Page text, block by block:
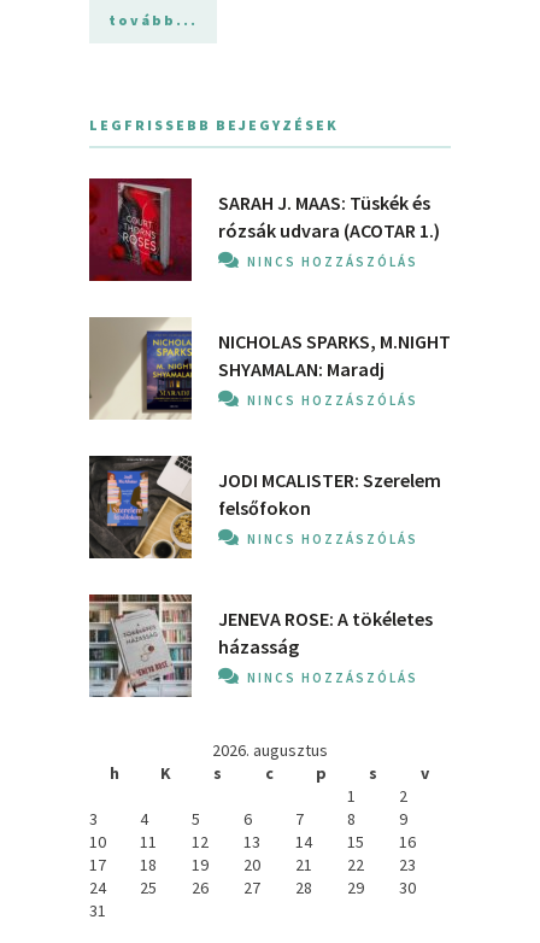
tovább...
LEGFRISSEBB BEJEGYZÉSEK
SARAH J. MAAS: Tüskék és
rózsák udvara (ACOTAR 1.)
NINCS HOZZÁSZÓLÁS
NICHOLAS SPARKS, M.NIGHT
SHYAMALAN: Maradj
NINCS HOZZÁSZÓLÁS
JODI MCALISTER: Szerelem
felsőfokon
NINCS HOZZÁSZÓLÁS
JENEVA ROSE: A ​tökéletes
házasság
NINCS HOZZÁSZÓLÁS
2026. augusztus
h
K s c p s
v
1
2
3
4 5 6 7 8
9
10
11 12 13 14 15
16
17
18 19 20 21 22
23
24
25 26 27 28 29
30
31